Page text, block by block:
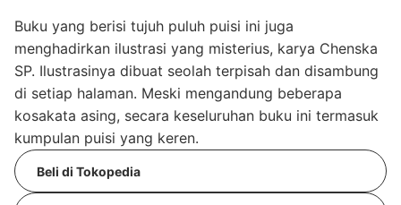
Buku yang berisi tujuh puluh puisi ini juga
menghadirkan ilustrasi yang misterius, karya Chenska
SP. Ilustrasinya dibuat seolah terpisah dan disambung
di setiap halaman. Meski mengandung beberapa
kosakata asing, secara keseluruhan buku ini termasuk
kumpulan puisi yang keren.
Beli di Tokopedia